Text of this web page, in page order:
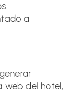
a
web del hotel,